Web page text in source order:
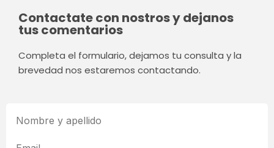
Contactate con nostros y dejanos
tus comentarios
Completa el formulario, dejamos tu consulta y la
brevedad nos estaremos contactando.